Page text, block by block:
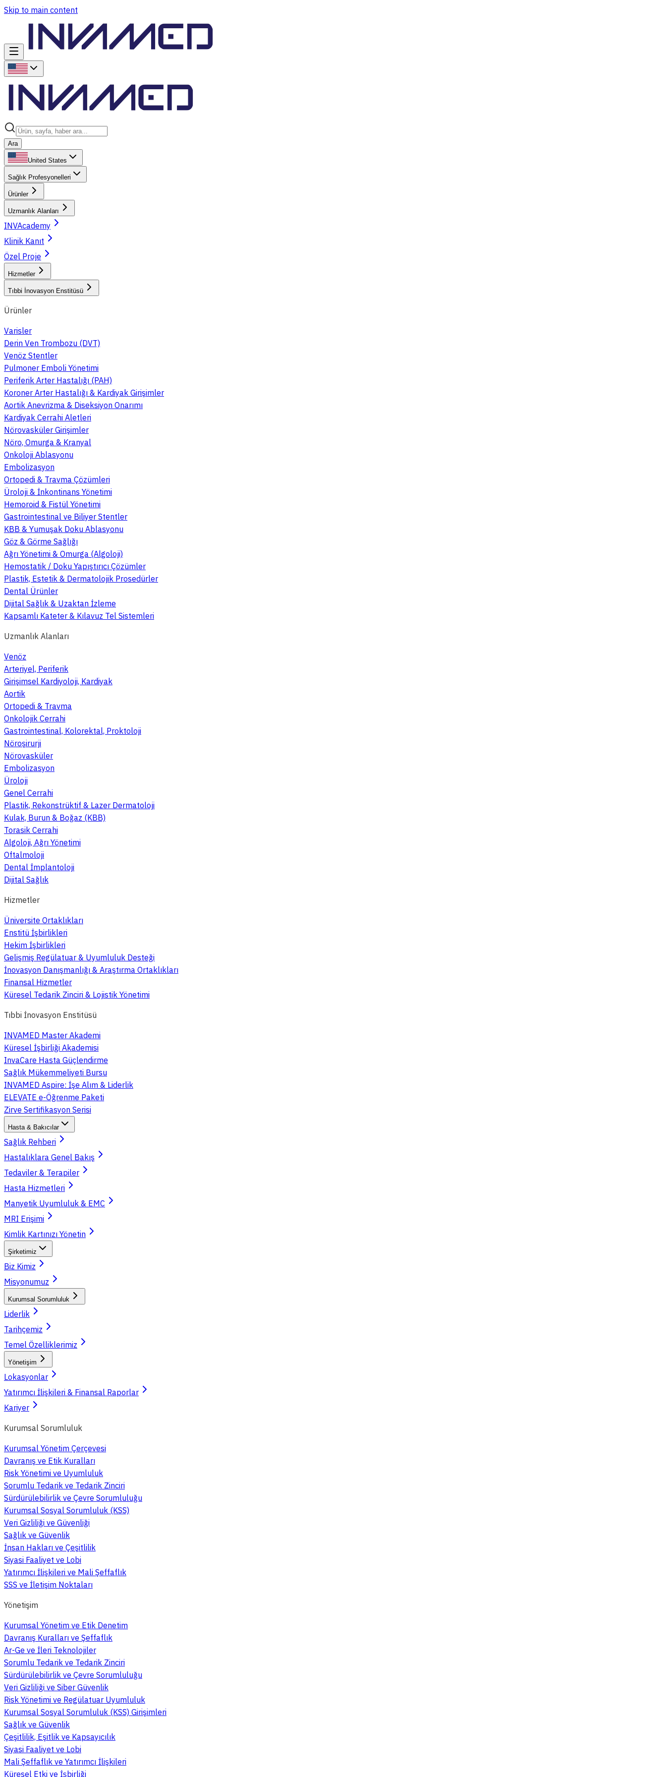
Skip to main content
Ara
United States
Sağlık Profesyonelleri
Ürünler
Uzmanlık Alanları
INVAcademy
Klinik Kanıt
Özel Proje
Hizmetler
Tıbbi İnovasyon Enstitüsü
Ürünler
Varisler
Derin Ven Trombozu (DVT)
Venöz Stentler
Pulmoner Emboli Yönetimi
Periferik Arter Hastalığı (PAH)
Koroner Arter Hastalığı & Kardiyak Girişimler
Aortik Anevrizma & Diseksiyon Onarımı
Kardiyak Cerrahi Aletleri
Nörovasküler Girişimler
Nöro, Omurga & Kranyal
Onkoloji Ablasyonu
Embolizasyon
Ortopedi & Travma Çözümleri
Üroloji & İnkontinans Yönetimi
Hemoroid & Fistül Yönetimi
Gastrointestinal ve Biliyer Stentler
KBB & Yumuşak Doku Ablasyonu
Göz & Görme Sağlığı
Ağrı Yönetimi & Omurga (Algoloji)
Hemostatik / Doku Yapıştırıcı Çözümler
Plastik, Estetik & Dermatolojik Prosedürler
Dental Ürünler
Dijital Sağlık & Uzaktan İzleme
Kapsamlı Kateter & Kılavuz Tel Sistemleri
Uzmanlık Alanları
Venöz
Arteriyel, Periferik
Girişimsel Kardiyoloji, Kardiyak
Aortik
Ortopedi & Travma
Onkolojik Cerrahi
Gastrointestinal, Kolorektal, Proktoloji
Nöroşirurji
Nörovasküler
Embolizasyon
Üroloji
Genel Cerrahi
Plastik, Rekonstrüktif & Lazer Dermatoloji
Kulak, Burun & Boğaz (KBB)
Torasik Cerrahi
Algoloji, Ağrı Yönetimi
Oftalmoloji
Dental İmplantoloji
Dijital Sağlık
Hizmetler
Üniversite Ortaklıkları
Enstitü İşbirlikleri
Hekim İşbirlikleri
Gelişmiş Regülatuar & Uyumluluk Desteği
İnovasyon Danışmanlığı & Araştırma Ortaklıkları
Finansal Hizmetler
Küresel Tedarik Zinciri & Lojistik Yönetimi
Tıbbi İnovasyon Enstitüsü
INVAMED Master Akademi
Küresel İşbirliği Akademisi
InvaCare Hasta Güçlendirme
Sağlık Mükemmeliyeti Bursu
INVAMED Aspire: İşe Alım & Liderlik
ELEVATE e-Öğrenme Paketi
Zirve Sertifikasyon Serisi
Hasta & Bakıcılar
Sağlık Rehberi
Hastalıklara Genel Bakış
Tedaviler & Terapiler
Hasta Hizmetleri
Manyetik Uyumluluk & EMC
MRI Erişimi
Kimlik Kartınızı Yönetin
Şirketimiz
Biz Kimiz
Misyonumuz
Kurumsal Sorumluluk
Liderlik
Tarihçemiz
Temel Özelliklerimiz
Yönetişim
Lokasyonlar
Yatırımcı İlişkileri & Finansal Raporlar
Kariyer
Kurumsal Sorumluluk
Kurumsal Yönetim Çerçevesi
Davranış ve Etik Kuralları
Risk Yönetimi ve Uyumluluk
Sorumlu Tedarik ve Tedarik Zinciri
Sürdürülebilirlik ve Çevre Sorumluluğu
Kurumsal Sosyal Sorumluluk (KSS)
Veri Gizliliği ve Güvenliği
Sağlık ve Güvenlik
İnsan Hakları ve Çeşitlilik
Siyasi Faaliyet ve Lobi
Yatırımcı İlişkileri ve Mali Şeffaflık
SSS ve İletişim Noktaları
Yönetişim
Kurumsal Yönetim ve Etik Denetim
Davranış Kuralları ve Şeffaflık
Ar-Ge ve İleri Teknolojiler
Sorumlu Tedarik ve Tedarik Zinciri
Sürdürülebilirlik ve Çevre Sorumluluğu
Veri Gizliliği ve Siber Güvenlik
Risk Yönetimi ve Regülatuar Uyumluluk
Kurumsal Sosyal Sorumluluk (KSS) Girişimleri
Sağlık ve Güvenlik
Çeşitlilik, Eşitlik ve Kapsayıcılık
Siyasi Faaliyet ve Lobi
Mali Şeffaflık ve Yatırımcı İlişkileri
Küresel Etki ve İşbirliği